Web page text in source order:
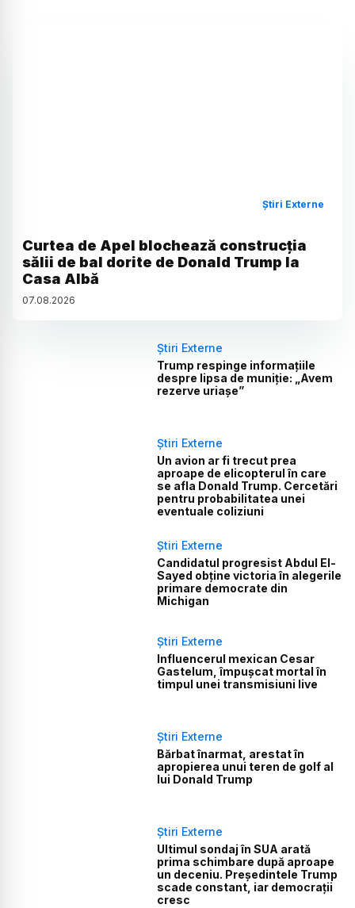
Știri Externe
Curtea de Apel blochează construcția
sălii de bal dorite de Donald Trump la
Casa Albă
07.08.2026
Știri Externe
Trump respinge informațiile
despre lipsa de muniție: „Avem
rezerve uriașe”
Știri Externe
Un avion ar fi trecut prea
aproape de elicopterul în care
se afla Donald Trump. Cercetări
pentru probabilitatea unei
eventuale coliziuni
Știri Externe
Candidatul progresist Abdul El-
Sayed obține victoria în alegerile
primare democrate din
Michigan
Știri Externe
Influencerul mexican Cesar
Gastelum, împușcat mortal în
timpul unei transmisiuni live
Știri Externe
Bărbat înarmat, arestat în
apropierea unui teren de golf al
lui Donald Trump
Știri Externe
Ultimul sondaj în SUA arată
prima schimbare după aproape
un deceniu. Președintele Trump
scade constant, iar democrații
cresc